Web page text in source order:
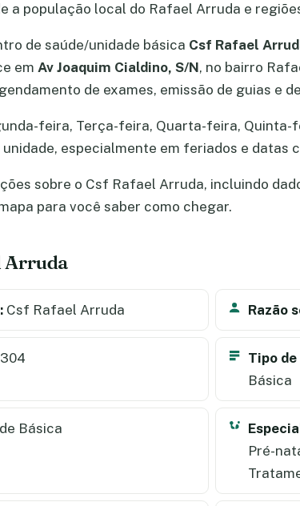
a população local do Rafael Arruda e
de saúde/unidade básica Csf Rafael
em Av Joaquim Cialdino, S/N, no bairro
de exames, emissão de guias e
feira, Terça-feira, Quarta-feira, Quinta-
especialmente em feriados e datas
sobre o Csf Rafael Arruda, incluindo
para você saber como chegar.
Arruda
Csf Rafael Arruda Razão
Tipo
Básica
Básica
Pré-